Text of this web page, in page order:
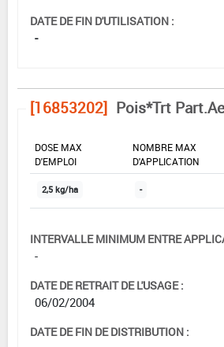
DATE DE FIN D'UTILISATION :
-
[16853202] Pois*Trt
DOSE MAX
D'EMPLOI
NOMBRE MAX
D'APPLICATION
2,5 kg/ha -
INTERVALLE MINIMUM ENTRE
-
DATE DE RETRAIT DE L'USAGE :
06/02/2004
DATE DE FIN DE DISTRIBUTION :